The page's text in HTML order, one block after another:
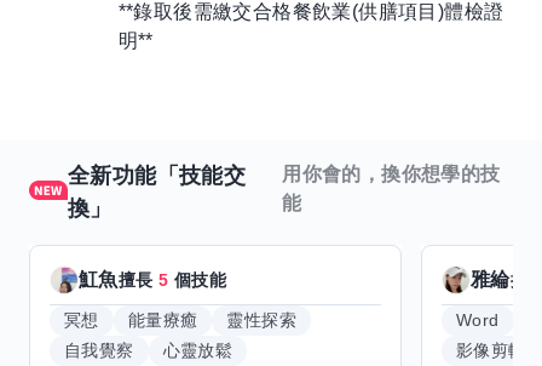
**錄取後需繳交合格餐飲業(供膳項目)體檢證
明**
全新功能「技能交
換」
用你會的，換你想學的技
能
魟魚擅長5 個技能
冥想 能量療癒
靈性探索
自我覺察
心靈放鬆
雅綸擅
Word
影像剪輯